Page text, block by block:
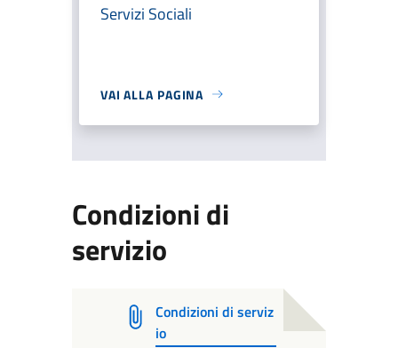
Servizi Sociali
VAI ALLA PAGINA
Condizioni di
servizio
Condizioni di serviz
io